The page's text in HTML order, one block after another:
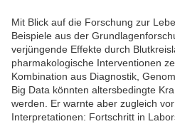
Mit Blick auf die Forschung zur
Beispiele aus der
verjüngende Effekte durch
pharmakologische Interventionen
Kombination aus Diagnostik,
Big Data könnten altersbedingte
werden. Er warnte aber zugleich
Interpretationen: Fortschritt in